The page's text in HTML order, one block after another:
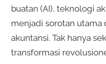
buatan (AI), teknologi
menjadi sorotan
akuntansi. Tak hanya
transformasi